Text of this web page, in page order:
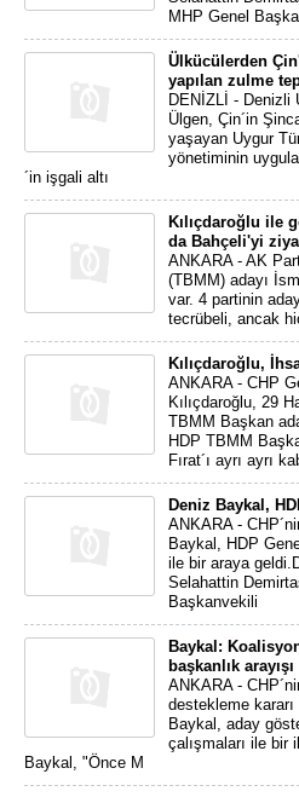
MHP Genel
Ülkücülerden
yapılan zulme
DENİZLİ - Denizli
Ülgen, Çin´in
yaşayan Uygur
yönetiminin
´in işgali altı
Kılıçdaroğlu ile
da Bahçeli'yi
ANKARA - AK
(TBMM) adayı
var. 4 partinin
tecrübeli, ancak
Kılıçdaroğlu,
ANKARA - CHP
Kılıçdaroğlu, 29
TBMM Başkan
HDP TBMM
Fırat´ı ayrı ayrı
Deniz Baykal,
ANKARA -
Baykal, HDP
ile bir araya
Selahattin
Başkanvekili
Baykal:
başkanlık
ANKARA -
destekleme
Baykal, aday
çalışmaları ile bir
Baykal, "Önce M